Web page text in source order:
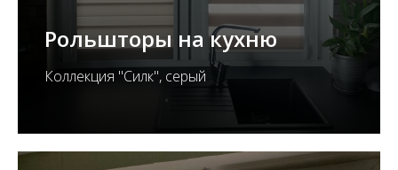
Рольшторы на кухню
Коллекция "Силк", серый